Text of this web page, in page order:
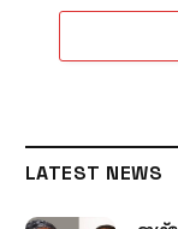
LATEST NEWS